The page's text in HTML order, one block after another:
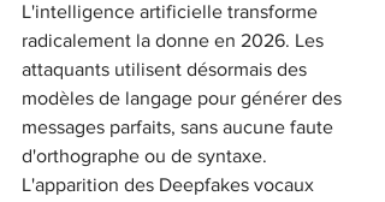
L'intelligence artificielle transforme
radicalement la donne en 2026. Les
attaquants utilisent désormais des
modèles de langage pour générer des
messages parfaits, sans aucune faute
d'orthographe ou de syntaxe.
L'apparition des Deepfakes vocaux